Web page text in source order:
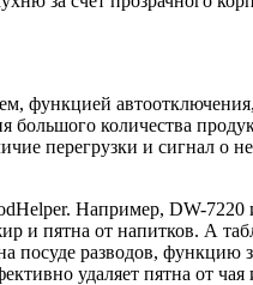
функцией
большого количества
перегрузки и сигнал о
Например, DW-
и пятна от напитков. А
посуде разводов, функцию
удаляет пятна от чая